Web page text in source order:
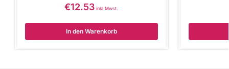
€12.53 inkl Mwst.
In den Warenkorb